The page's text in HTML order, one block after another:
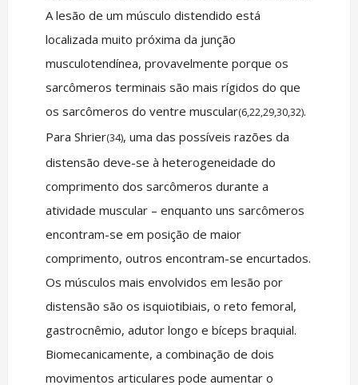
A lesão de um músculo distendido está
localizada muito próxima da junção
musculotendínea, provavelmente porque os
sarcômeros terminais são mais rígidos do que
os sarcômeros do ventre muscular(6,22,29,30,32).
Para Shrier(34), uma das possíveis razões da
distensão deve-se à heterogeneidade do
comprimento dos sarcômeros durante a
atividade muscular – enquanto uns sarcômeros
encontram-se em posição de maior
comprimento, outros encontram-se encurtados.
Os músculos mais envolvidos em lesão por
distensão são os isquiotibiais, o reto femoral,
gastrocnêmio, adutor longo e bíceps braquial.
Biomecanicamente, a combinação de dois
movimentos articulares pode aumentar o